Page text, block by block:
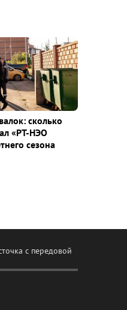
сколько
«РТ-НЭО
сезона
с передовой